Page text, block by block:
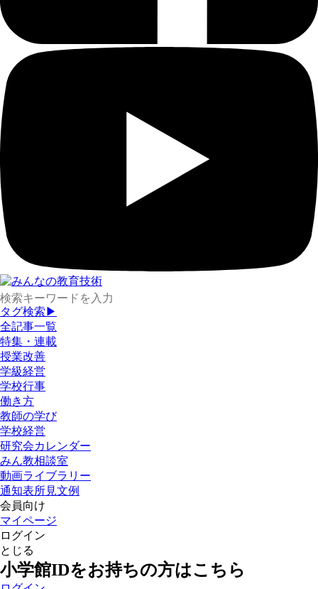
タグ検索▶
全記事一覧
特集・連載
授業改善
学級経営
学校行事
働き方
教師の学び
学校経営
研究会カレンダー
みん教相談室
動画ライブラリー
通知表所見文例
会員向け
マイページ
ログイン
とじる
小学館IDをお持ちの方はこちら